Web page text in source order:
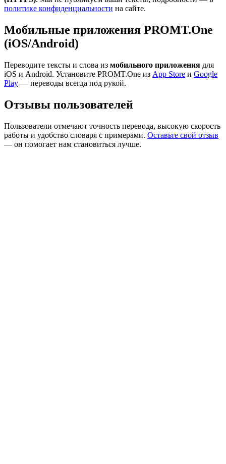
политике конфиденциальности на сайте.
Мобильные приложения PROMT.One
(iOS/Android)
Переводите тексты и слова из мобильного приложения для
iOS и Android. Установите PROMT.One из App Store и Google
Play — переводы всегда под рукой.
Отзывы пользователей
Пользователи отмечают точность перевода, высокую скорость
работы и удобство словаря с примерами. Оставьте свой отзыв
— он помогает нам становиться лучше.